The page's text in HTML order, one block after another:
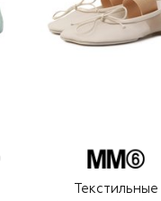
Текстильные